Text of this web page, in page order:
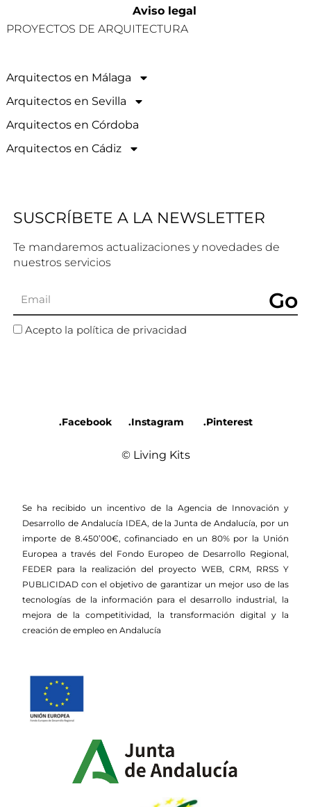
Aviso legal
PROYECTOS DE ARQUITECTURA
Arquitectos en Málaga
Arquitectos en Sevilla
Arquitectos en Córdoba
Arquitectos en Cádiz
SUSCRÍBETE A LA NEWSLETTER
Te mandaremos actualizaciones y novedades de
nuestros servicios
Acepto la política de privacidad
Go
© Living Kits
.Facebook .Instagram .Pinterest
Se ha recibido un incentivo de la Agencia de Innovación y
Desarrollo de Andalucía IDEA, de la Junta de Andalucía, por un
importe de 8.450’00€, cofinanciado en un 80% por la Unión
Europea a través del Fondo Europeo de Desarrollo Regional,
FEDER para la realización del proyecto WEB, CRM, RRSS Y
PUBLICIDAD con el objetivo de garantizar un mejor uso de las
tecnologías de la información para el desarrollo industrial, la
mejora de la competitividad, la transformación digital y la
creación de empleo en Andalucía